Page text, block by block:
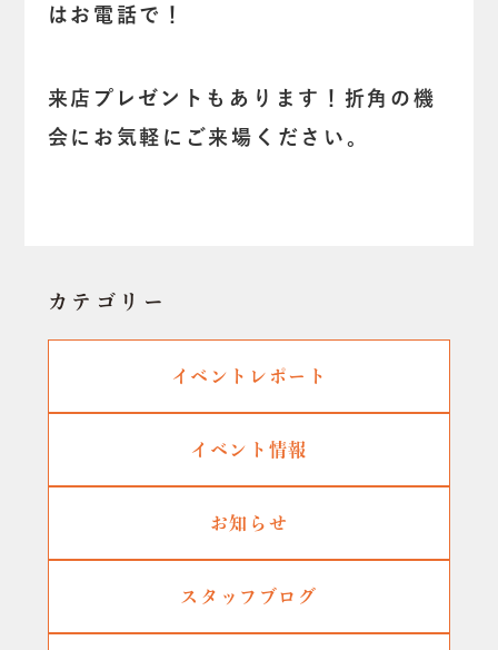
はお電話で！
来店プレゼントもあります！折角の機
会にお気軽にご来場ください。
カテゴリー
イベントレポート
イベント情報
お知らせ
スタッフブログ